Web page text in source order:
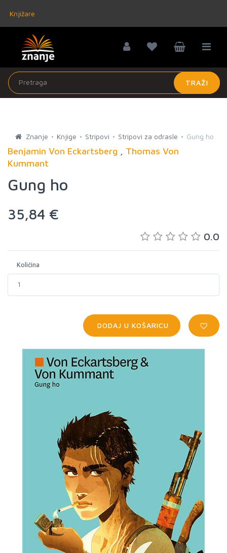
Knjižare
TRAŽI
Znanje Knjige Stripovi Stripovi za odrasle Gung ho
Benjamin Von Eckartsberg
Thomas Von
Kummant
Gung ho
35,84 €
0.0
Količina
DODAJ U KOŠARICU